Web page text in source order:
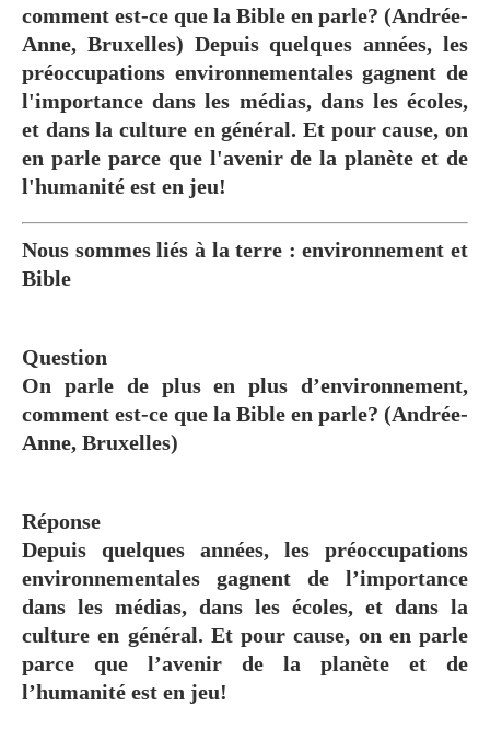
comment est-ce que la Bible en parle? (Andrée-
Anne, Bruxelles) Depuis quelques années, les
préoccupations environnementales gagnent de
l'importance dans les médias, dans les écoles,
et dans la culture en général. Et pour cause, on
en parle parce que l'avenir de la planète et de
l'humanité est en jeu!
Nous sommes liés à la terre : environnement et
Bible
Question
On parle de plus en plus d’environnement,
comment est-ce que la Bible en parle? (Andrée-
Anne, Bruxelles)
Réponse
Depuis quelques années, les préoccupations
environnementales gagnent de l’importance
dans les médias, dans les écoles, et dans la
culture en général. Et pour cause, on en parle
parce que l’avenir de la planète et de
l’humanité est en jeu!